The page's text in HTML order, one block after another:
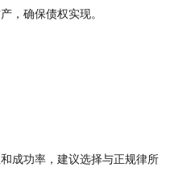
，确保债权实现。
功率，建议选择与正规律所